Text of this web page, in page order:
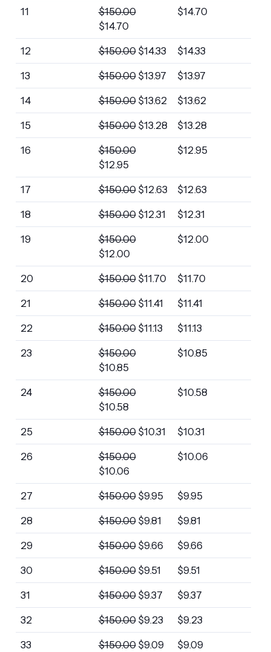
11 $150.00
$14.70
$14.70
12 $150.00 $14.33 $14.33
13 $150.00 $13.97 $13.97
14 $150.00 $13.62 $13.62
15 $150.00 $13.28 $13.28
16 $150.00
$12.95
$12.95
17 $150.00 $12.63 $12.63
18 $150.00 $12.31 $12.31
19 $150.00
$12.00
$12.00
20 $150.00 $11.70 $11.70
21 $150.00 $11.41 $11.41
22 $150.00 $11.13 $11.13
23 $150.00
$10.85
$10.85
24 $150.00
$10.58
$10.58
25 $150.00 $10.31 $10.31
26 $150.00
$10.06
$10.06
27 $150.00 $9.95 $9.95
28 $150.00 $9.81 $9.81
29 $150.00 $9.66 $9.66
30 $150.00 $9.51 $9.51
31 $150.00 $9.37 $9.37
32 $150.00 $9.23 $9.23
33 $150.00 $9.09 $9.09